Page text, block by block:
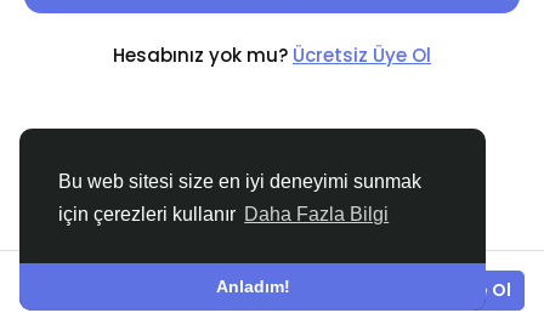
Bu web sitesi size en iyi deneyimi sunmak
için çerezleri kullanır Daha Fazla Bilgi
Anladım!
Hesabınız yok mu? Ücretsiz Üye Ol
© 2026 Turk Belediye
Hakkında Koşullar Gizlilik Bize Ulaşın Destek
Giriş yapın Ücretsiz Üye Ol